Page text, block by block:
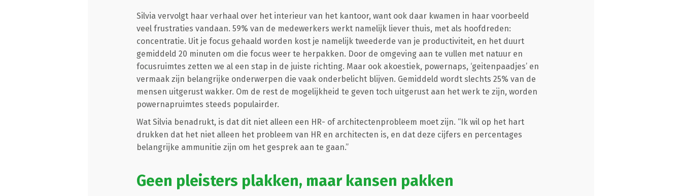
Silvia vervolgt haar verhaal over het interieur van het kantoor, want ook daar kwamen in haar voorbeeld
veel frustraties vandaan. 59% van de medewerkers werkt namelijk liever thuis, met als hoofdreden:
concentratie. Uit je focus gehaald worden kost je namelijk tweederde van je productiviteit, en het duurt
gemiddeld 20 minuten om die focus weer te herpakken. Door de omgeving aan te vullen met natuur en
focusruimtes zetten we al een stap in de juiste richting. Maar ook akoestiek, powernaps, ‘geitenpaadjes’ en
vermaak zijn belangrijke onderwerpen die vaak onderbelicht blijven. Gemiddeld wordt slechts 25% van de
mensen uitgerust wakker. Om de rest de mogelijkheid te geven toch uitgerust aan het werk te zijn, worden
powernapruimtes steeds populairder.
Wat Silvia benadrukt, is dat dit niet alleen een HR- of architectenprobleem moet zijn. “Ik wil op het hart
drukken dat het niet alleen het probleem van HR en architecten is, en dat deze cijfers en percentages
belangrijke ammunitie zijn om het gesprek aan te gaan.”
Geen pleisters plakken, maar kansen pakken